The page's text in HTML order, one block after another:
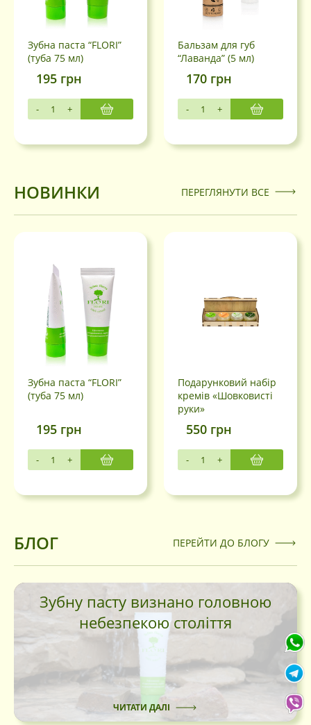
Зубна паста “FLORI”
(туба 75 мл)
195 грн
- +
Бальзам для губ
“Лаванда” (5 мл)
170 грн
- +
НОВИНКИ ПЕРЕГЛЯНУТИ ВСЕ
Зубна паста “FLORI”
(туба 75 мл)
195 грн
- +
Подарунковий набір
кремів «Шовковисті
руки»
550 грн
- +
БЛОГ ПЕРЕЙТИ ДО БЛОГУ
Зубну пасту визнано головною
небезпекою століття
ЧИТАТИ ДАЛІ
Запам'ятати мене
Продовжити
Вхід через соцмережі